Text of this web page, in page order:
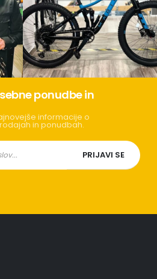
ponudbe in
informacije o
in ponudbah.